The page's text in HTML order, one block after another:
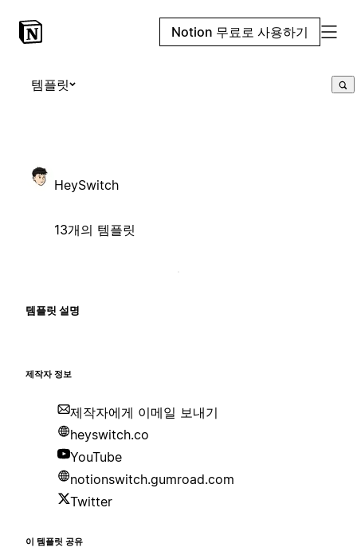
Notion 무료로 사용하기
템플릿
HeySwitch
13개의 템플릿
템플릿 설명
제작자 정보
제작자에게 이메일 보내기
heyswitch.co
YouTube
notionswitch.gumroad.com
Twitter
이 템플릿 공유